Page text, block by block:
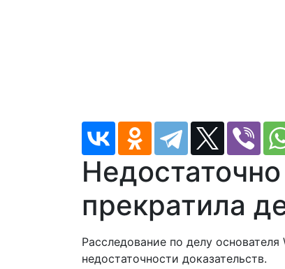
прекратила
Расследование по делу
недостаточности доказательств.